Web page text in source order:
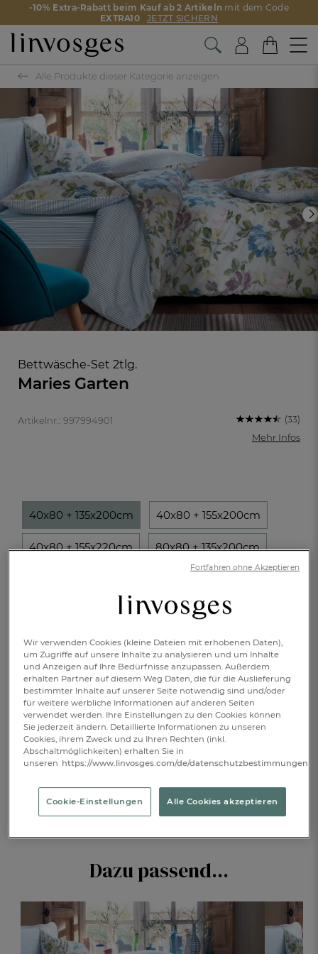
-10% Extra-Rabatt beim Kauf ab 2 Artikeln mit dem Code
EXTRA10
JETZT SICHERN
AT
Alle Produkte dieser Kategorie anzeigen
Bettwäsche-Set 2tlg.
Maries Garten
Artikelnr.: 997994901 (33)
Mehr Infos
40x80 + 135x200cm 40x80 + 155x200cm
40x80 + 155x220cm 80x80 + 135x200cm
Verfügbar
1 IN DEN WARENKORB
BESCHREIBUNG
PRODUKTDETAILS
Dazu passend...
Wir verwenden Cookies (kleine Dateien mit erhobenen Daten),
um Zugriffe auf unsere Inhalte zu analysieren und um Inhalte
und Anzeigen auf Ihre Bedürfnisse anzupassen. Außerdem
erhalten Partner auf diesem Weg Daten, die für die Auslieferung
bestimmter Inhalte auf unserer Seite notwendig sind und/oder
für weitere werbliche Informationen auf anderen Seiten
verwendet werden. Ihre Einstellungen zu den Cookies können
Sie jederzeit ändern. Detaillierte Informationen zu unseren
Cookies, ihrem Zweck und zu Ihren Rechten (inkl.
Abschaltmöglichkeiten) erhalten Sie in
unseren https://www.linvosges.com/de/
Cookie-Einstellungen Alle Cookies akzeptieren
Fortfahren ohne Akzeptieren